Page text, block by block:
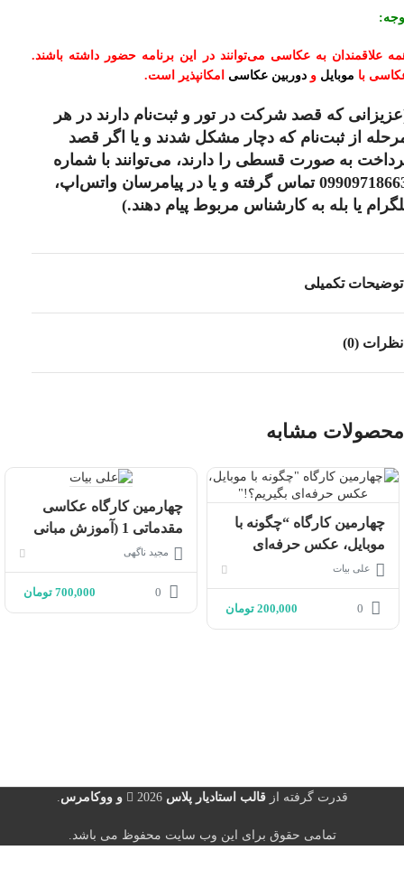
علاقمندان به عکاسی می‌توانند در این برنامه حضور داشته باشند.
با موبایل و دوربین عکاسی امکانپذیر است.
که قصد شرکت در تور و ثبت‌نام دارند در هر
از ثبت‌نام که دچار مشکل شدند و یا اگر قصد
به صورت قسطی را دارند، می‌توانند با شماره
09909718663 تماس گرفته و یا در پیامرسان واتس‌اپ،
یا بله به کارشناس مربوط پیام دهند.)
توضیحات تکمیلی
نظرات (0)
محصولات مشابه
چهارمین کارگاه “چگونه با
موبایل، عکس حرفه‌ای
بگیریم؟!”
علی بیات
0
200,000 تومان
چهارمین کارگاه عکاسی
مقدماتی 1 (آموزش مبانی
عکاسی با دوربین حرفه‌ای)
مجید ناگهی
0
700,000 تومان
قدرت گرفته ازقالب استادیار پلاس2026 و ووکامرس
تمامی حقوق برای این وب سایت محفوظ می باشد.